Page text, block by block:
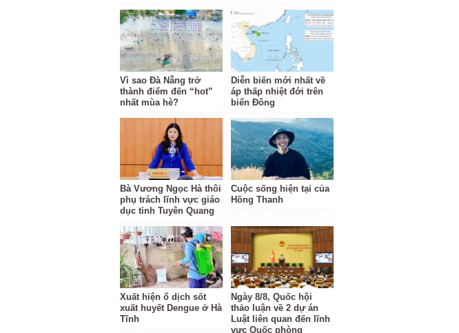
Vì sao Đà Nẵng trở
thành điểm đến “hot”
nhất mùa hè?
Diễn biến mới nhất về
áp thấp nhiệt đới trên
biển Đông
Bà Vương Ngọc Hà thôi
phụ trách lĩnh vực giáo
dục tỉnh Tuyên Quang
Cuộc sống hiện tại của
Hồng Thanh
Xuất hiện ổ dịch sốt
xuất huyết Dengue ở Hà
Tĩnh
Ngày 8/8, Quốc hội
thảo luận về 2 dự án
Luật liên quan đến lĩnh
vực Quốc phòng